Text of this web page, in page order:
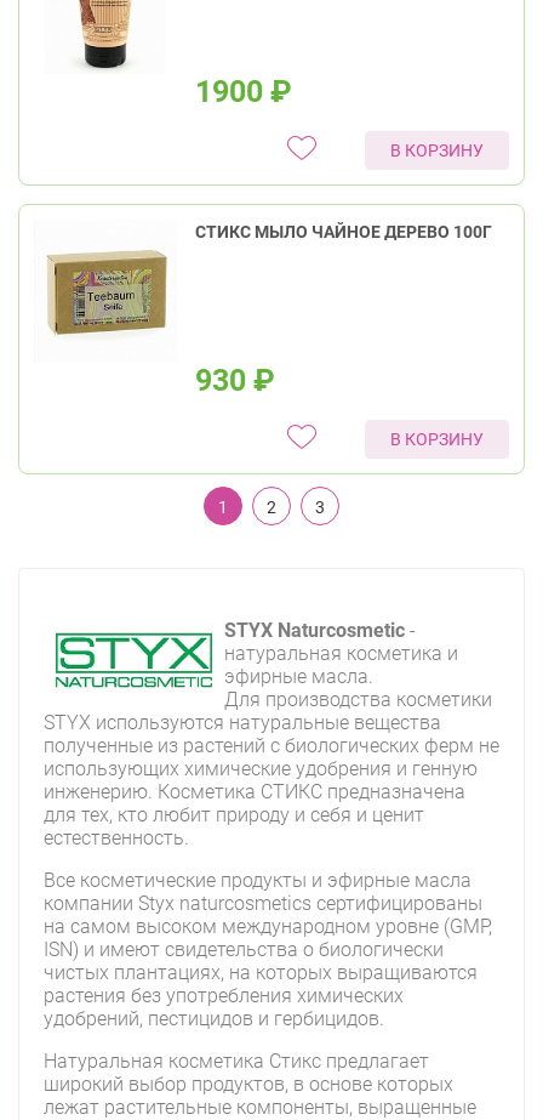
1900 ₽
В КОРЗИНУ
СТИКС МЫЛО ЧАЙНОЕ ДЕРЕВО 100Г
930 ₽
В КОРЗИНУ
1 2 3
STYX Naturcosmetic -
натуральная косметика и
эфирные масла.
Для производства косметики
STYX используются натуральные вещества
полученные из растений с биологических ферм не
использующих химические удобрения и генную
инженерию. Косметика СТИКС предназначена
для тех, кто любит природу и себя и ценит
естественность.
Все косметические продукты и эфирные масла
компании Styx naturcosmetics сертифицированы
на самом высоком международном уровне (GMP,
ISN) и имеют свидетельства о биологически
чистых плантациях, на которых выращиваются
растения без употребления химических
удобрений, пестицидов и гербицидов.
Натуральная косметика Стикс предлагает
широкий выбор продуктов, в основе которых
лежат растительные компоненты, выращенные